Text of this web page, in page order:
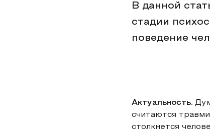
В данной
стадии
поведение
Актуальность.
считаются
столкнется